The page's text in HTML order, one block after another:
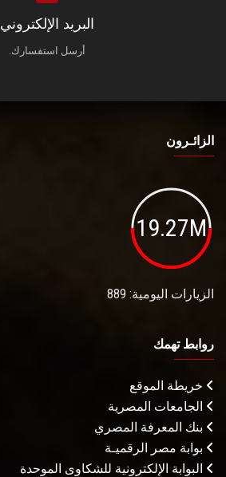
البريد الإلكتروني
أرسل استفسارك.
الزائـرون
19.27M
الزيارات اليومية: 889
روابط تهمك
خريطة الموقع
الجامعات المصرية
بنك المعرفة المصري
بوابة مصر الرقميـة
البوابة الإلكترونية للشكاوى الموحدة